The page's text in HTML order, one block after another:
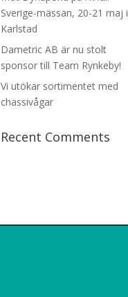
Sverige-mässan, 20-21 maj i
Karlstad
Dametric AB är nu stolt
sponsor till Team Rynkeby!
Vi utökar sortimentet med
chassivågar
Recent Comments